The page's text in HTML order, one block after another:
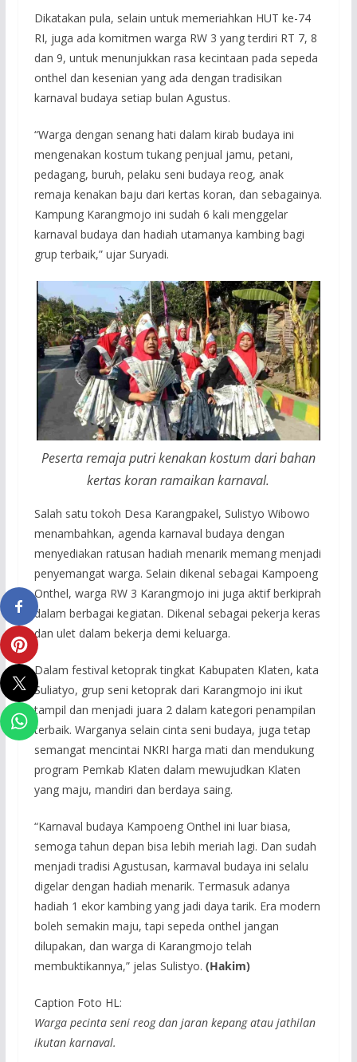
Dikatakan pula, selain untuk memeriahkan HUT ke-74
RI, juga ada komitmen warga RW 3 yang terdiri RT 7, 8
dan 9, untuk menunjukkan rasa kecintaan pada sepeda
onthel dan kesenian yang ada dengan tradisikan
karnaval budaya setiap bulan Agustus.
“Warga dengan senang hati dalam kirab budaya ini
mengenakan kostum tukang penjual jamu, petani,
pedagang, buruh, pelaku seni budaya reog, anak
remaja kenakan baju dari kertas koran, dan sebagainya.
Kampung Karangmojo ini sudah 6 kali menggelar
karnaval budaya dan hadiah utamanya kambing bagi
grup terbaik,” ujar Suryadi.
Peserta remaja putri kenakan kostum dari bahan
kertas koran ramaikan karnaval.
Salah satu tokoh Desa Karangpakel, Sulistyo Wibowo
menambahkan, agenda karnaval budaya dengan
menyediakan ratusan hadiah menarik memang menjadi
penyemangat warga. Selain dikenal sebagai Kampoeng
Onthel, warga RW 3 Karangmojo ini juga aktif berkiprah
dalam berbagai kegiatan. Dikenal sebagai pekerja keras
dan ulet dalam bekerja demi keluarga.
Dalam festival ketoprak tingkat Kabupaten Klaten, kata
Suliatyo, grup seni ketoprak dari Karangmojo ini ikut
tampil dan menjadi juara 2 dalam kategori penampilan
terbaik. Warganya selain cinta seni budaya, juga tetap
semangat mencintai NKRI harga mati dan mendukung
program Pemkab Klaten dalam mewujudkan Klaten
yang maju, mandiri dan berdaya saing.
“Karnaval budaya Kampoeng Onthel ini luar biasa,
semoga tahun depan bisa lebih meriah lagi. Dan sudah
menjadi tradisi Agustusan, karmaval budaya ini selalu
digelar dengan hadiah menarik. Termasuk adanya
hadiah 1 ekor kambing yang jadi daya tarik. Era modern
boleh semakin maju, tapi sepeda onthel jangan
dilupakan, dan warga di Karangmojo telah
membuktikannya,” jelas Sulistyo. (Hakim)
Caption Foto HL:
Warga pecinta seni reog dan jaran kepang atau jathilan
ikutan karnaval.